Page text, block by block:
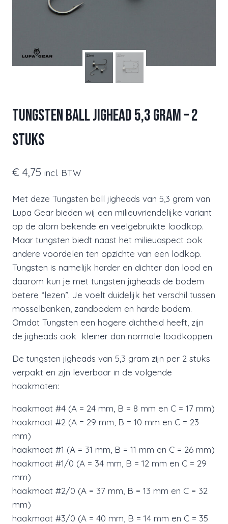
Tungsten Ball Jighead 5,3 gram – 2
stuks
€ 4,75 incl. BTW
Met deze Tungsten ball jigheads van 5,3 gram van
Lupa Gear bieden wij een milieuvriendelijke variant
op de alom bekende en veelgebruikte loodkop.
Maar tungsten biedt naast het milieuaspect ook
andere voordelen ten opzichte van een lodkop.
Tungsten is namelijk harder en dichter dan lood en
daarom kun je met tungsten jigheads de bodem
betere “lezen”. Je voelt duidelijk het verschil tussen
mosselbanken, zandbodem en harde bodem.
Omdat Tungsten een hogere dichtheid heeft, zijn
de jigheads ook kleiner dan normale loodkoppen.
De tungsten jigheads van 5,3 gram zijn per 2 stuks
verpakt en zijn leverbaar in de volgende
haakmaten:
haakmaat #4 (A = 24 mm, B = 8 mm en C = 17 mm)
haakmaat #2 (A = 29 mm, B = 10 mm en C = 23
mm)
haakmaat #1 (A = 31 mm, B = 11 mm en C = 26 mm)
haakmaat #1/0 (A = 34 mm, B = 12 mm en C = 29
mm)
haakmaat #2/0 (A = 37 mm, B = 13 mm en C = 32
mm)
haakmaat #3/0 (A = 40 mm, B = 14 mm en C = 35